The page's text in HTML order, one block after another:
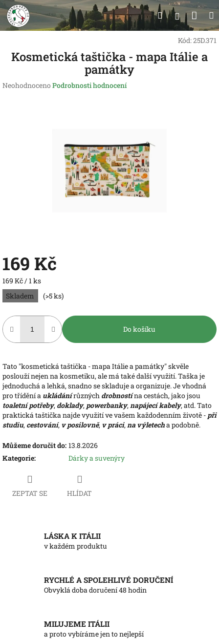
Přejít
na
obsah
Hledat
Kód:25D.371
Kosmetická taštička - mapa Itálie a
památky
Průměrné
Neohodnoceno Podrobnosti hodnocení
169 Kč
Měrná
cena:
169 Kč / 1 ks
Skladem
(>5 ks)
Do košíku
Tato "kosmetická taštička - mapa Itálie a památky" skvěle
poslouží nejen na kosmetiku, ale má také další využití. Taška je
jednoduchá a lehká, snadno se skladuje a organizuje. Je vhodná
pro třídění a ukládánírůzných drobnostína cestách, jako jsou
toaletní potřeby, doklady, powerbanky, napájecí kabely, atd. Tato
praktická taštička najde využití ve vašem každodenním životě - při
studiu, cestování, v posilovně, v práci, na výletecha podobně.
Můžeme doručit do: 13.8.2026
Kategorie: Dárky a suvenýry
ZEPTAT SE HLÍDAT
LÁSKA K ITÁLII
v každém produktu
RYCHLÉ A SPOLEHLIVÉ DORUČENÍ
Obvyklá doba doručení 48 hodin
MILUJEME ITÁLII
a proto vybíráme jen to nejlepší